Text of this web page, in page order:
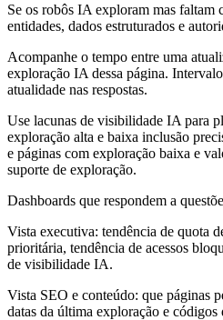
Se os robôs IA exploram mas faltam
entidades, dados estruturados e
Acompanhe o tempo entre uma
exploração IA dessa página.
atualidade nas respostas.
Use lacunas de visibilidade IA para
exploração alta e baixa inclusão
e páginas com exploração baixa e
suporte de exploração.
Dashboards que respondem a
Vista executiva: tendência de quota
prioritária, tendência de acessos
de visibilidade IA.
Vista SEO e conteúdo: que páginas
datas da última exploração e